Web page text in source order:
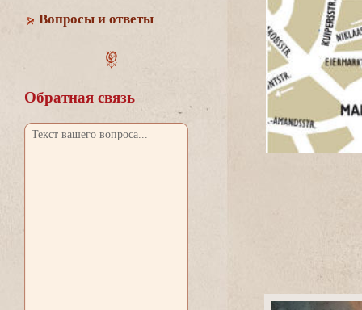
опросы и ответы
Обратная связь